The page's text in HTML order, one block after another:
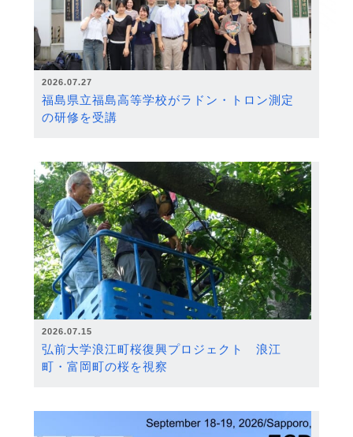
2026.07.27
福島県立福島高等学校がラドン・トロン測定
の研修を受講
2026.07.15
弘前大学浪江町桜復興プロジェクト 浪江
町・富岡町の桜を視察